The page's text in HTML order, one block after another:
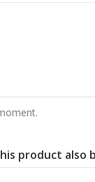
product also